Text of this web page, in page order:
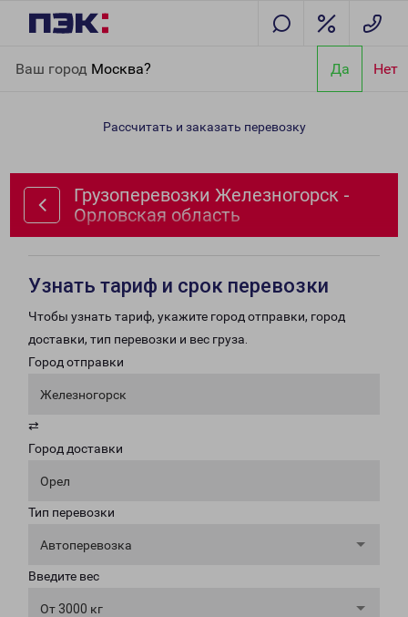
Ваш город Москва? Да Нет
Орловская область
Рассчитать и заказать перевозку
Грузоперевозки Железногорск -
Орловская область
Узнать тариф и срок перевозки
Чтобы узнать тариф, укажите город отправки, город
доставки, тип перевозки и вес груза.
Город отправки
Железногорск
⇄
Город доставки
Орел
Тип перевозки
Автоперевозка
Введите вес
От 3000 кг